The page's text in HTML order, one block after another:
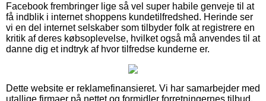
Facebook frembringer lige så vel super habile genveje til at
få indblik i internet shoppens kundetilfredshed. Herinde ser
vi en del internet selskaber som tilbyder folk at registrere en
kritik af deres købsoplevelse, hvilket også må anvendes til at
danne dig et indtryk af hvor tilfredse kunderne er.
Dette website er reklamefinansieret. Vi har samarbejder med
utallige firmaer på nettet og formidler forretningernes tilbud,